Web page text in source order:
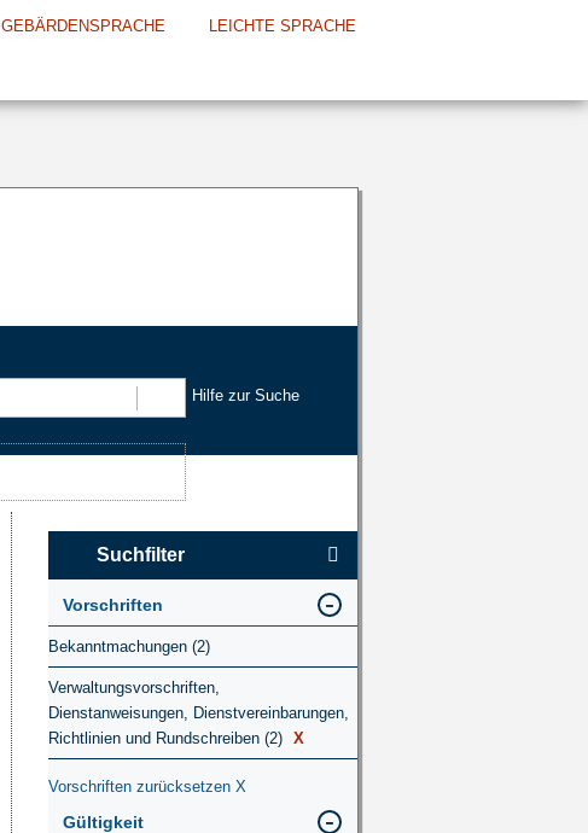
GEBÄRDENSPRACHE LEICHTE SPRACHE
Hilfe zur Suche
Suchfilter
Vorschriften
Bekanntmachungen (2)
Verwaltungsvorschriften,
Dienstanweisungen, Dienstvereinbarungen,
Richtlinien und Rundschreiben (2) X
Vorschriften zurücksetzen X
Gültigkeit